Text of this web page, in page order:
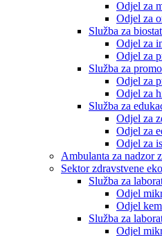
Odjel za
Odjel za
Služba za
Odjel za
Odjel za
Služba za
Odjel za
Odjel za
Služba za
Odjel za
Odjel za
Odjel za
Ambulanta za nadzor
Sektor zdravstvene
Služba za
Odjel
Odjel
Služba za
Odjel